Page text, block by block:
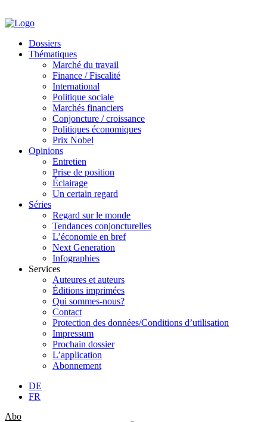
Dossiers
Thématiques
Marché du travail
Finance / Fiscalité
International
Politique sociale
Marchés financiers
Conjoncture / croissance
Politiques économiques
Prix Nobel
Opinions
Entretien
Prise de position
Éclairage
Un certain regard
Séries
Regard sur le monde
Tendances conjoncturelles
L’économie en bref
Next Generation
Infographies
Services
Auteures et auteurs
Éditions imprimées
Qui sommes-nous?
Contact
Protection des données/Conditions d’utilisation
Impressum
Prochain dossier
L’application
Abonnement
DE
FR
Abo